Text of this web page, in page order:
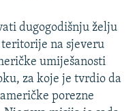
dugogodišnju želju
na sjeveru
umiješanosti
za koje je tvrdio da
porezne